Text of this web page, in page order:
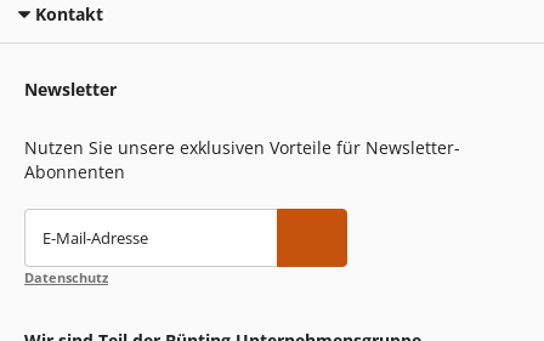
Kontakt
Newsletter
Nutzen Sie unsere exklusiven Vorteile für Newsletter-
Abonnenten
E-Mail-Adresse
Datenschutz